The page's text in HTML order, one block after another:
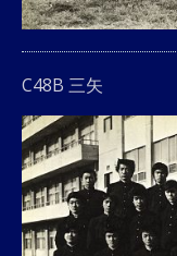
C48B 三矢